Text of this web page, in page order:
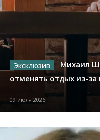
Михаил
отменять отдых из-за
09 июля 2026